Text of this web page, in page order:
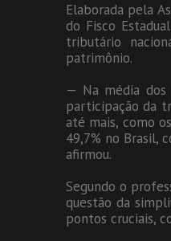
Elaborada pela
do Fisco
tributário
patrimônio.
— Na média dos
participação da
até mais, como
49,7% no Brasil,
afirmou.
Segundo o
questão da
pontos cruciais,